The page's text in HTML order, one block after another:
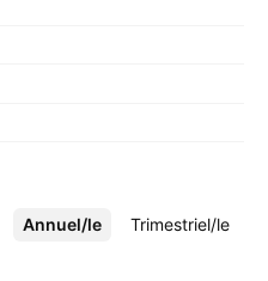
Annuel/le Trimestriel/le
Plus